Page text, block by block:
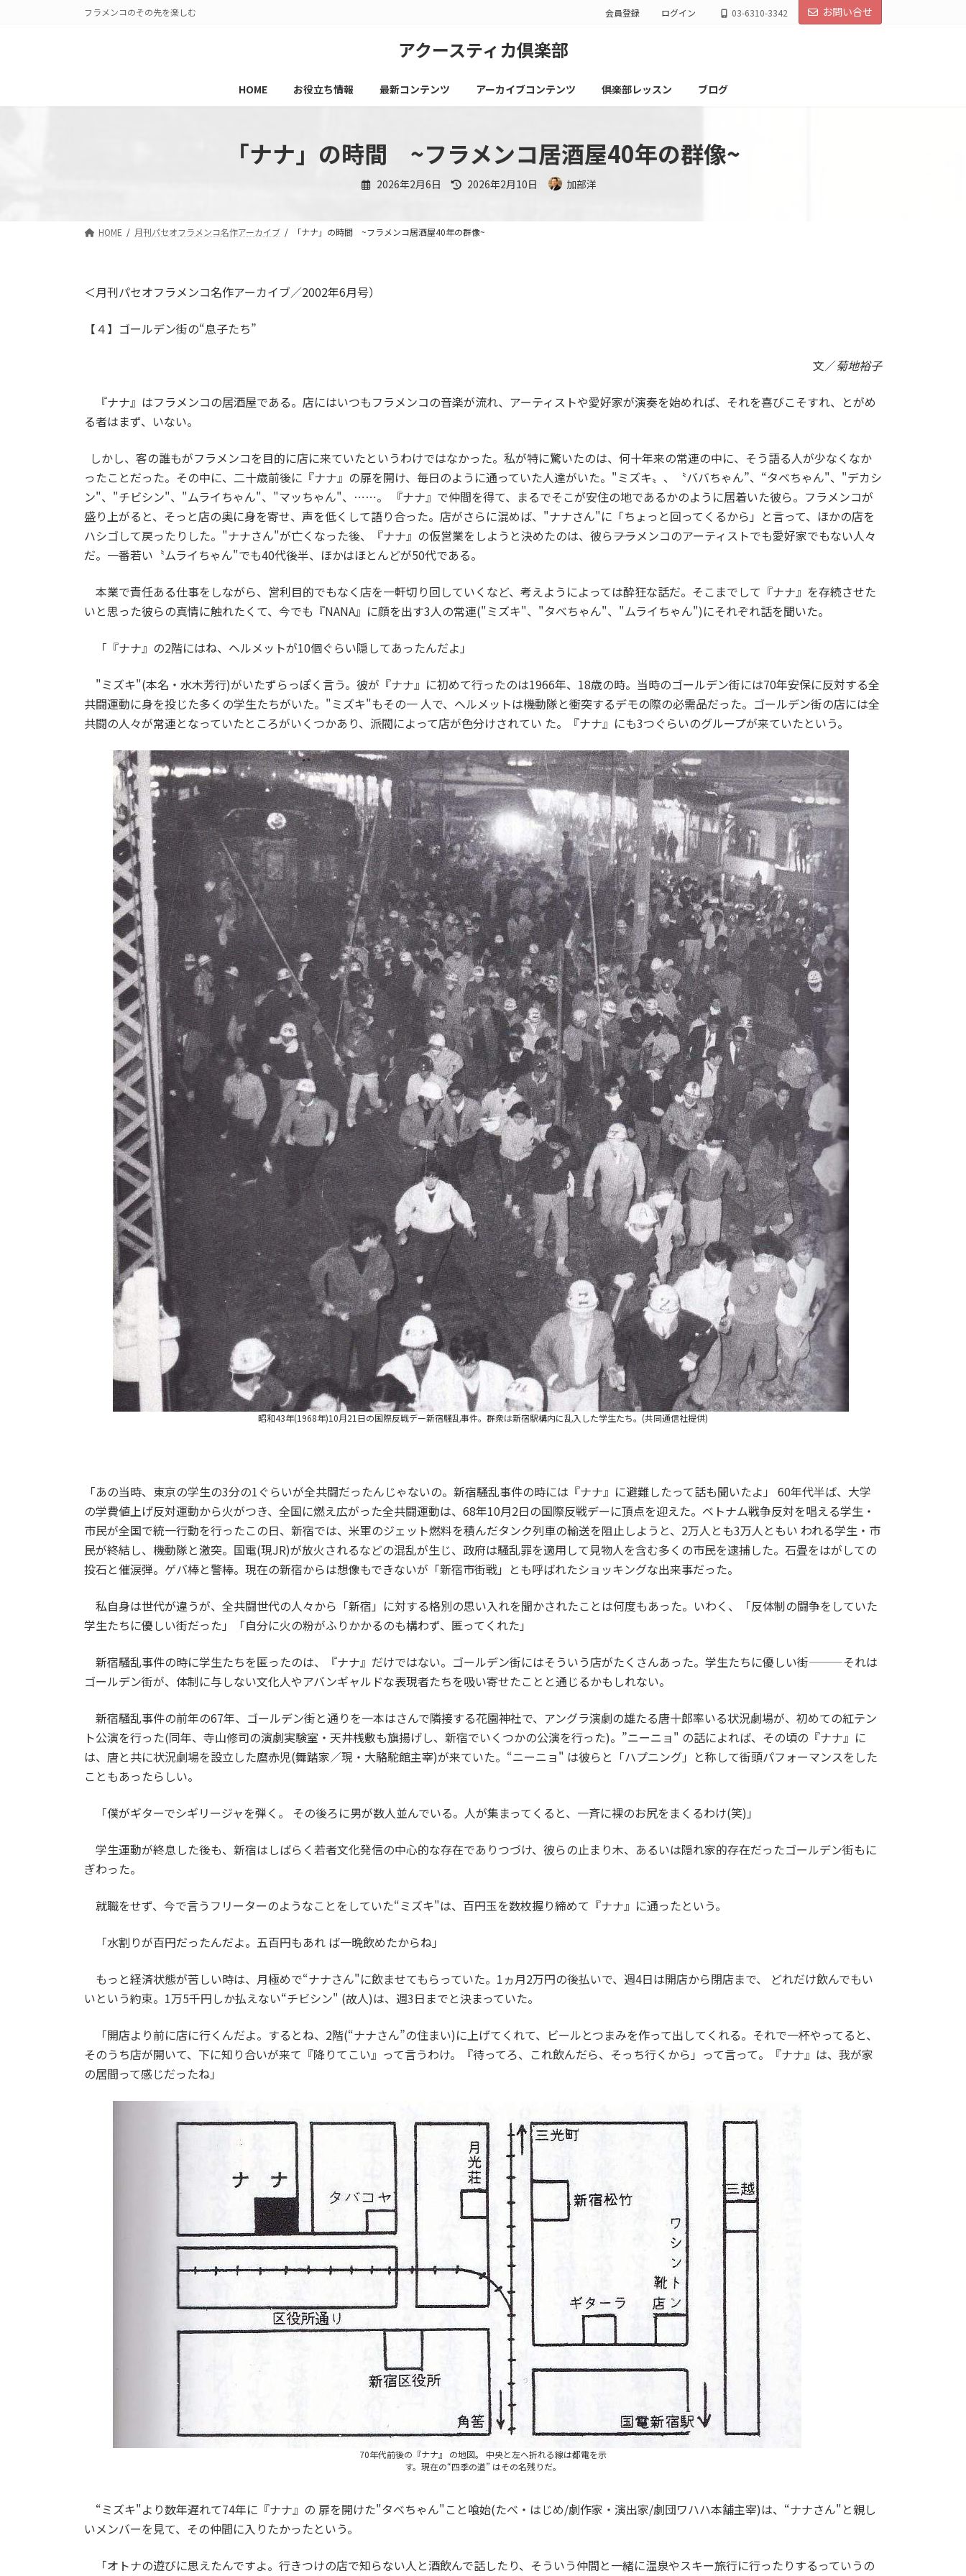
ス
ン
フラメンコのその先を楽しむ 会員登録 ログイン 03-6310-3342 お問い合せ
アクースティカ倶楽部
HOME お役立ち情報 最新コンテンツ アーカイブコンテンツ 倶楽部レッスン ブログ
「ナナ」の時間 ~フラメンコ居酒屋40年の群像~
2026年2月6日 最
終
時
:
2026年2月10日 加部洋
HOME 月刊パセオフラメンコ名作アーカイブ 「ナナ」の時間 ~フラメンコ居酒屋40年の群像~
＜月刊パセオフラメンコ名作アーカイブ／2002年6月号）
【４】ゴールデン街の“息子たち”
文／菊地裕子
『ナナ』はフラメンコの居酒屋である。店にはいつもフラメンコの音楽が流れ、アーティストや愛好家が演奏を始めれば、それを喜びこそすれ、とがめ
る者はまず、いない。
しかし、客の誰もがフラメンコを目的に店に来ていたというわけではなかった。私が特に驚いたのは、何十年来の常連の中に、そう語る人が少なくなか
ったことだった。その中に、二十歳前後に『ナナ』の扉を開け、毎日のように通っていた人達がいた。"ミズキ〟、〝ババちゃん”、“タベちゃん"、"デカシ
ン"、"チビシン"、"ムライちゃん"、"マッちゃん"、⋯⋯。 『ナナ』で仲間を得て、まるでそこが安住の地であるかのように居着いた彼ら。フラメンコが
盛り上がると、そっと店の奥に身を寄せ、声を低くして語り合った。店がさらに混めば、"ナナさん"に「ちょっと回ってくるから」と言って、ほかの店を
ハシゴして戻ったりした。"ナナさん"が亡くなった後、『ナナ』の仮営業をしようと決めたのは、彼ら――フラメンコのアーティストでも愛好家でもない人々
だ。一番若い〝ムライちゃん"でも40代後半、ほかはほとんどが50代である。
本業で責任ある仕事をしながら、営利目的でもなく店を一軒切り回していくなど、考えようによっては酔狂な話だ。そこまでして『ナナ』を存続させた
いと思った彼らの真情に触れたくて、今でも『NANA』に顔を出す3人の常連("ミズキ"、"タべちゃん"、"ムライちゃん")にそれぞれ話を聞いた。
「『ナナ』の2階にはね、ヘルメットが10個ぐらい隠してあったんだよ」
"ミズキ"(本名・水木芳行)がいたずらっぽく言う。彼が『ナナ』に初めて行ったのは1966年、18歳の時。当時のゴールデン街には70年安保に反対する全
共闘運動に身を投じた多くの学生たちがいた。"ミズキ"もその一 人で、ヘルメットは機動隊と衝突するデモの際の必需品だった。ゴールデン街の店には全
共闘の人々が常連となっていたところがいくつかあり、派閥によって店が色分けされてい た。『ナナ』にも3つぐらいのグループが来ていたという。
昭和43年(1968年)10月21日の国際反戦デー新宿騒乱事件。群衆は新宿駅構内に乱入した学生たち。(共同通信社提供)
「あの当時、東京の学生の3分の1ぐらいが全共闘だったんじゃないの。新宿騒乱事件の時には『ナナ』に避難したって話も聞いたよ」 60年代半ば、大学
の学費値上げ反対運動から火がつき、全国に燃え広がった全共闘運動は、68年10月2日の国際反戦デーに頂点を迎えた。ベトナム戦争反対を唱える学生・
市民が全国で統一行動を行ったこの日、新宿では、米軍のジェット燃料を積んだタンク列車の輸送を阻止しようと、2万人とも3万人ともい われる学生・市
民が終結し、機動隊と激突。国電(現JR)が放火されるなどの混乱が生じ、政府は騒乱罪を適用して見物人を含む多くの市民を逮捕した。石畳をはがしての
投石と催涙弾。ゲバ棒と警棒。現在の新宿からは想像もできないが「新宿市街戦」とも呼ばれたショッキングな出来事だった。
私自身は世代が違うが、全共闘世代の人々から「新宿」に対する格別の思い入れを聞かされたことは何度もあった。いわく、「反体制の闘争をしていた
学生たちに優しい街だった」「自分に火の粉がふりかかるのも構わず、匿ってくれた」
新宿騒乱事件の時に学生たちを匿ったのは、『ナナ』だけではない。ゴールデン街にはそういう店がたくさんあった。学生たちに優しい街―――それは
ゴールデン街が、体制に与しない文化人やアバンギャルドな表現者たちを吸い寄せたことと通じるかもしれない。
新宿騒乱事件の前年の67年、ゴールデン街と通りを一本はさんで隣接する花園神社で、アングラ演劇の雄たる唐十郎率いる状況劇場が、初めての紅テン
ト公演を行った(同年、寺山修司の演劇実験室・天井桟敷も旗揚げし、新宿でいくつかの公演を行った)。”ニーニョ" の話によれば、その頃の『ナナ』に
は、唐と共に状況劇場を設立した麿赤児(舞踏家／現・大駱駝館主宰)が来ていた。“ニーニョ" は彼らと「ハプニング」と称して街頭パフォーマンスをした
こともあったらしい。
「僕がギターでシギリージャを弾く。 その後ろに男が数人並んでいる。人が集まってくると、一斉に裸のお尻をまくるわけ(笑)」
学生運動が終息した後も、新宿はしばらく若者文化発信の中心的な存在でありつづけ、彼らの止まり木、あるいは隠れ家的存在だったゴールデン街もに
ぎわった。
就職をせず、今で言うフリーターのようなことをしていた“ミズキ"は、百円玉を数枚握り締めて『ナナ』に通ったという。
「水割りが百円だったんだよ。五百円もあれ ば一晩飲めたからね」
もっと経済状態が苦しい時は、月極めで“ナナさん"に飲ませてもらっていた。1ヵ月2万円の後払いで、週4日は開店から閉店まで、 どれだけ飲んでもい
いという約束。1万5千円しか払えない“チビシン" (故人)は、週3日までと決まっていた。
「開店より前に店に行くんだよ。するとね、2階(“ナナさん”の住まい)に上げてくれて、ビールとつまみを作って出してくれる。それで一杯やってると、
そのうち店が開いて、下に知り合いが来て『降りてこい』って言うわけ。『待ってろ、これ飲んだら、そっち行くから」って言って。『ナナ』は、我が家
の居間って感じだったね」
70年代前後の『ナナ』 の地図。 中央と左へ折れる線は都電を示
す。現在の“四季の道” はその名残りだ。
“ミズキ"より数年遅れて74年に『ナナ』の 扉を開けた"タべちゃん"こと喰始(たべ・はじめ/劇作家・演出家/劇団ワハハ本舗主宰)は、“ナナさん"と親し
いメンバーを見て、その仲間に入りたかったという。
「オトナの遊びに思えたんですよ。行きつけの店で知らない人と酒飲んで話したり、そういう仲間と一緒に温泉やスキー旅行に行ったりするっていうの